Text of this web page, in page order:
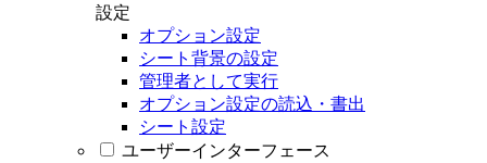
設定
オプション設定
シート背景の設定
管理者として実行
オプション設定の読込・書出
シート設定
ユーザーインターフェース